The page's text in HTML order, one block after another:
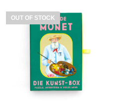
OUT OF STOCK